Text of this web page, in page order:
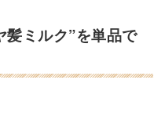
髪ミルク”を単品で